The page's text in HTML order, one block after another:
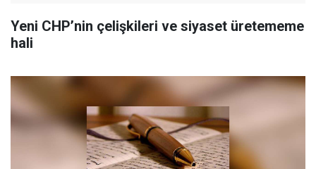
Yeni CHP’nin çelişkileri ve siyaset üretememe
hali